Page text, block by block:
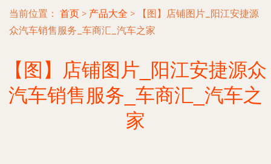
当前位置： 首页 > 产品大全 >
【图】店铺图片_阳江安捷源
众汽车销售服务_车商汇_汽车之家
【图】店铺图片_阳江安捷源众
汽车销售服务_车商汇_汽车之
家